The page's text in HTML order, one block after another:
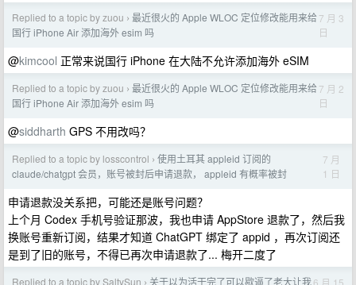
Replied to a topic by zuou › 最近很火的 Apple WLOC 定位修改能用来给
国行 iPhone Air 添加海外 esim 吗
7 月 3
日
@kimcool 正常来说国行 iPhone 在大陆不允许添加海外 eSIM
Replied to a topic by zuou › 最近很火的 Apple WLOC 定位修改能用来给
国行 iPhone Air 添加海外 esim 吗
7 月 2
日
@siddharth GPS 不用改吗？
Replied to a topic by losscontrol › 使用土耳其 appleid 订阅的
claude/chatgpt 会员，账号被封后申请退款， appleid 有概率被封
7 月
1 日
申请退款没关系把，可能还是账号问题？
上个月 Codex 手机号验证那波，我也申请 AppStore 退款了，然后我
换账号重新订阅，结果才知道 ChatGPT 绑定了 appid ，再次订阅还
是到了旧的账号，不得已再次申请退款了... 梅开二度了
Replied to a topic by SaltySun › 关于以为活干完了可以歇逼了老大让我6 月 15